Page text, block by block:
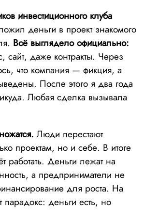
инвестиционного клуба
деньги в проект знакомого
Всё выглядело официально:
сайт, даже контракты. Через
что компания — фикция, а
После этого я два года
Любая сделка вызывала
Люди перестают
проектам, но и себе. В итоге
работать. Деньги лежат на
а предприниматели не
для роста. На
парадокс: деньги есть, но